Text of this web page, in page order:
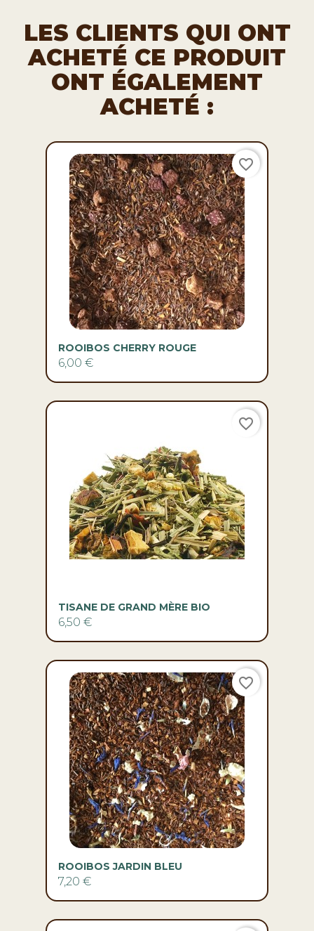
LES CLIENTS QUI ONT
ACHETÉ CE PRODUIT
ONT ÉGALEMENT
ACHETÉ :
ROOIBOS CHERRY ROUGE
6,00 €
favorite_border
TISANE DE GRAND MÈRE BIO
6,50 €
favorite_border
ROOIBOS JARDIN BLEU
7,20 €
favorite_border